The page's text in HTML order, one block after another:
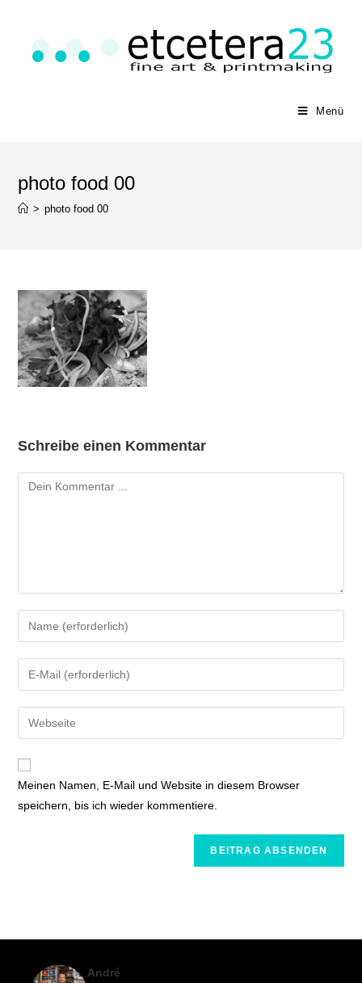
Menü
photo food 00
> photo food 00
Schreibe einen Kommentar
Meinen Namen, E-Mail und Website in diesem Browser
speichern, bis ich wieder kommentiere.
André